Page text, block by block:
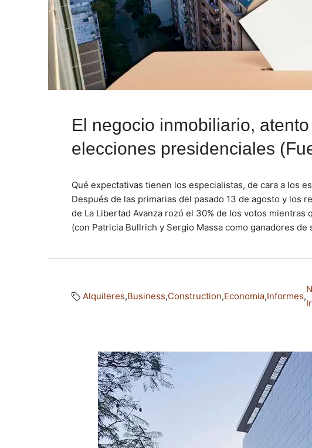
El negocio inmobiliario,
elecciones presidenciales
Qué expectativas tienen los especialistas, de cara a los
Después de las primarias del pasado 13 de agosto y los
de La Libertad Avanza rozó el 30% de los votos
(con Patricia Bullrich y Sergio Massa como ganadores
Alquileres,Business,Construction,Economia,Informes,